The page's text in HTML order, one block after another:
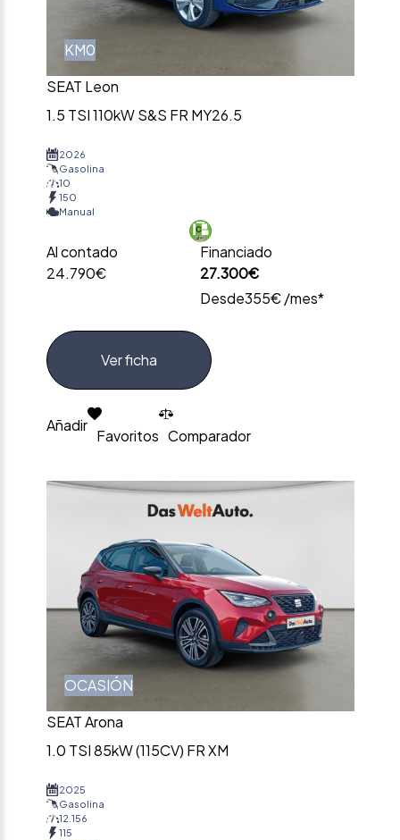
KM0
SEAT Leon
1.5 TSI 110kW S&S FR MY26.5
2026
Gasolina
10
150
Manual
Al contado
24.790€
Financiado
27.300€
Desde355€ /mes*
Ver ficha
Añadir
Favoritos Comparador
OCASIÓN
SEAT Arona
1.0 TSI 85kW (115CV) FR XM
2025
Gasolina
12.156
115